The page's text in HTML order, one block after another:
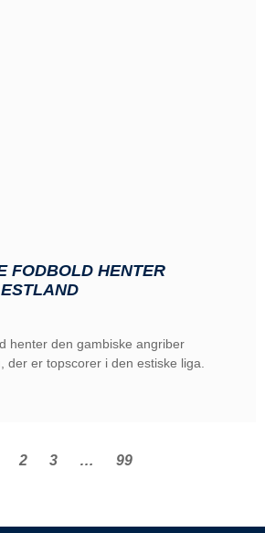
FODBOLD HENTER
henter den gambiske angriber
der er topscorer i den estiske liga.
2 3 … 99